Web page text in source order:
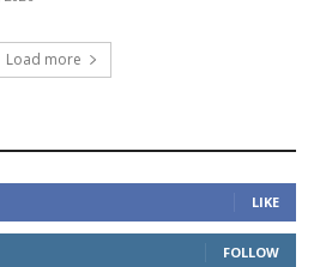
Load more
LIKE
FOLLOW